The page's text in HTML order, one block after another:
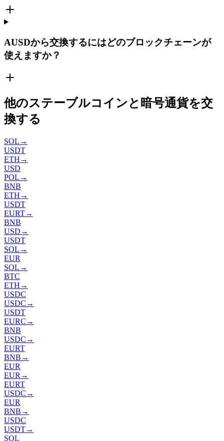
AUSDから交換するにはどのブロックチェーンが
使えますか？
他のステーブルコインと暗号通貨を交
換する
SOL →
USDT
ETH →
USD
POL →
BNB
ETH →
USDT
EURT→
BNB
USD →
USDT
SOL →
EUR
SOL →
BTC
ETH →
USDC
USDC →
USDT
EURC →
BNB
USDC →
EURT
BNB →
EUR
EUR →
EURT
USDC →
EUR
BNB →
USDC
USDT→
SOL